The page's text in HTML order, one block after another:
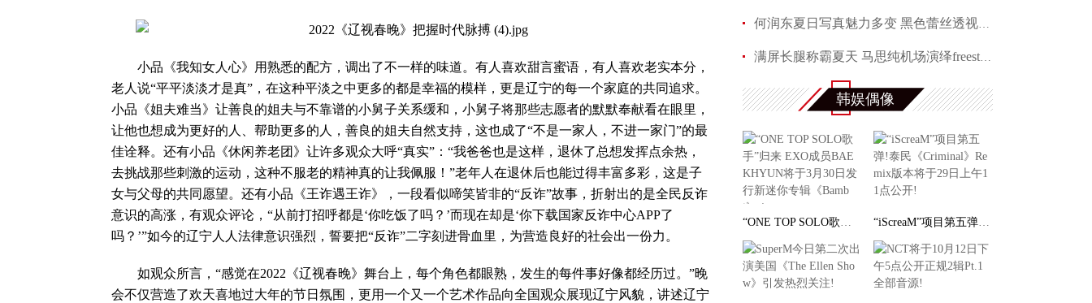
小品《我知女人心》用熟悉的配方，调出了不一样的味道。有人喜欢甜言蜜语，有人喜欢老实本分，
老人说“平平淡淡才是真”，在这种平淡之中更多的都是幸福的模样，更是辽宁的每一个家庭的共同追求。
小品《姐夫难当》让善良的姐夫与不靠谱的小舅子关系缓和，小舅子将那些志愿者的默默奉献看在眼里，
让他也想成为更好的人、帮助更多的人，善良的姐夫自然支持，这也成了“不是一家人，不进一家门”的最
佳诠释。还有小品《休闲养老团》让许多观众大呼“真实”：“我爸爸也是这样，退休了总想发挥点余热，
去挑战那些刺激的运动，这种不服老的精神真的让我佩服！”老年人在退休后也能过得丰富多彩，这是子
女与父母的共同愿望。还有小品《王诈遇王诈》，一段看似啼笑皆非的“反诈”故事，折射出的是全民反诈
意识的高涨，有观众评论，“从前打招呼都是‘你吃饭了吗？’而现在却是‘你下载国家反诈中心APP了
吗？’”如今的辽宁人人法律意识强烈，誓要把“反诈”二字刻进骨血里，为营造良好的社会出一份力。
如观众所言，“感觉在2022《辽视春晚》舞台上，每个角色都眼熟，发生的每件事好像都经历过。”晚
会不仅营造了欢天喜地过大年的节日氛围，更用一个又一个艺术作品向全国观众展现辽宁风貌，讲述辽宁
何润东夏日写真魅力多变 黑色蕾丝透视西装性感吸
满屏长腿称霸夏天 马思纯机场演绎freestyle
赵芮曝全新写真 笑靥如花展现十足冻龄魅力
韩娱偶像
权俞利亲自剧透《Bossam - Steal the Fate》下 “ONE TOP SOLO歌手”归来 EXO成员BAEKHYUN将于